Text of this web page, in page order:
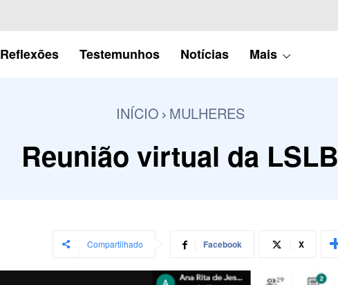
Reflexões Testemunhos Notícias Mais
INÍCIO MULHERES
Reunião virtual da LSLB
Compartilhado Facebook X